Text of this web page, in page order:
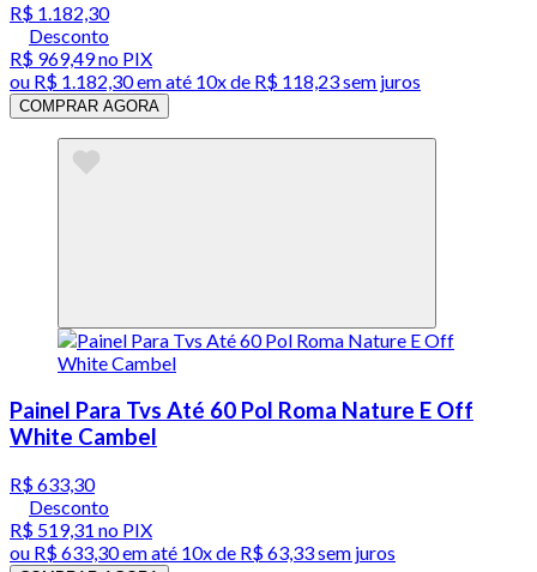
R$ 1.182,30
Desconto
R$ 969,49no PIX
ou R$ 1.182,30em até 10x de R$ 118,23 sem juros
COMPRAR AGORA
Painel Para Tvs Até 60 Pol Roma Nature E Off
White Cambel
R$ 633,30
Desconto
R$ 519,31 no PIX
ou R$ 633,30em até 10x de R$ 63,33 sem juros